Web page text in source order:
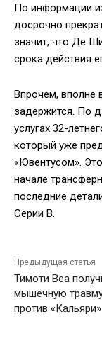
По информации
досрочно
значит, что Де
срока действия
Впрочем, вполне
задержится. По
услугах 32-
который уже
«Ювентусом».
начале
последние
Серии В.
Предыдущая статья
Тимоти Веа
мышечную
против «Кальяри»